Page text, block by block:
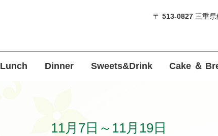
〒 513-0827三重県
Lunch Dinner Sweets&Drink Cake ＆
11月7日～11月19日